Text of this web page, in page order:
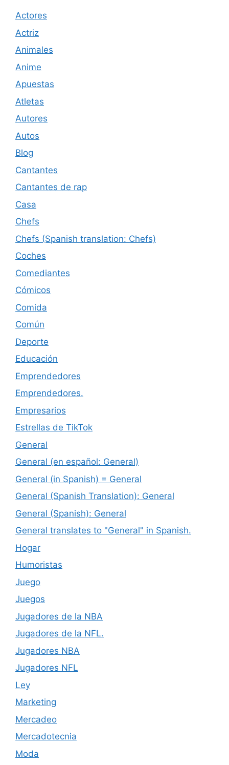
Actores
Actriz
Animales
Anime
Apuestas
Atletas
Autores
Autos
Blog
Cantantes
Cantantes de rap
Casa
Chefs
Chefs (Spanish translation: Chefs)
Coches
Comediantes
Cómicos
Comida
Común
Deporte
Educación
Emprendedores
Emprendedores.
Empresarios
Estrellas de TikTok
General
General (en español: General)
General (in Spanish) = General
General (Spanish Translation): General
General (Spanish): General
General translates to "General" in Spanish.
Hogar
Humoristas
Juego
Juegos
Jugadores de la NBA
Jugadores de la NFL.
Jugadores NBA
Jugadores NFL
Ley
Marketing
Mercadeo
Mercadotecnia
Moda